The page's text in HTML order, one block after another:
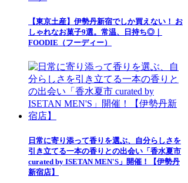
【東京土産】伊勢丹新宿でしか買えない！ お
しゃれなお菓子9選。常温、日持ち◎｜
FOODIE（フーディー）
日常に寄り添って香りを選ぶ、自分らしさを
引き立てる一本の香りとの出会い「香水夏市
curated by ISETAN MEN'S」開催！【伊勢丹
新宿店】